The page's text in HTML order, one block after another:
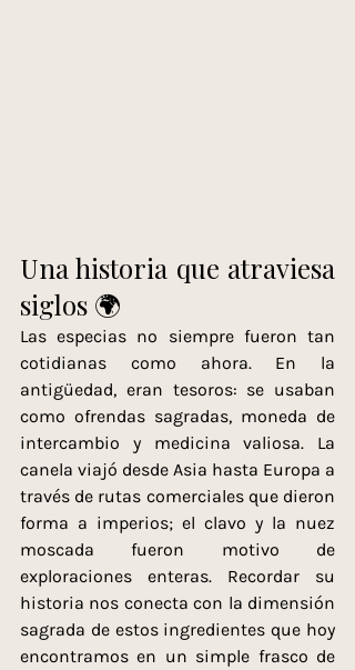
Una historia que atraviesa
siglos 🌍
Las especias no siempre fueron tan
cotidianas como ahora. En la
antigüedad, eran tesoros: se usaban
como ofrendas sagradas, moneda de
intercambio y medicina valiosa. La
canela viajó desde Asia hasta Europa a
través de rutas comerciales que dieron
forma a imperios; el clavo y la nuez
moscada fueron motivo de
exploraciones enteras. Recordar su
historia nos conecta con la dimensión
sagrada de estos ingredientes que hoy
encontramos en un simple frasco de